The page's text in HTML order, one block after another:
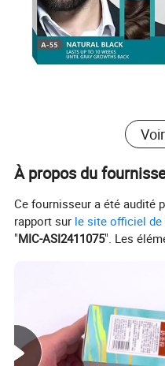
À propos du
Ce fournisseur a été audité
rapport sur le site officiel de
"MIC-ASI2411075". Les